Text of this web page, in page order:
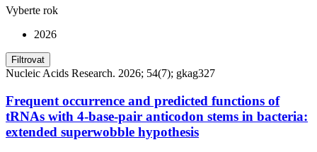
Vyberte rok
2026
Filtrovat
Nucleic Acids Research. 2026; 54(7); gkag327
Frequent occurrence and predicted functions of
tRNAs with 4-base-pair anticodon stems in bacteria:
extended superwobble hypothesis